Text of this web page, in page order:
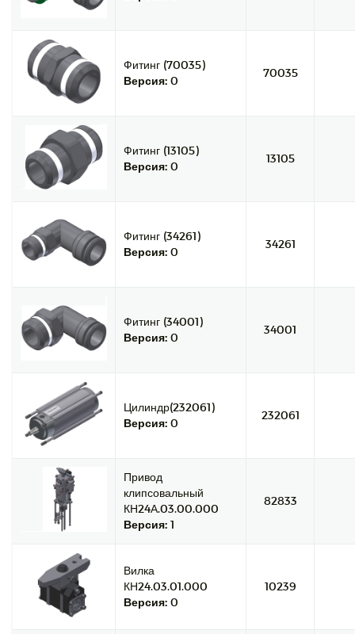
Фитинг (70035)
Версия: 0
70035
Фитинг (13105)
Версия: 0
13105
Фитинг (34261)
Версия: 0
34261
Фитинг (34001)
Версия: 0
34001
Цилиндр(232061)
Версия: 0
232061
Привод
клипсовальный
КН24А.03.00.000
Версия: 1
82833
Вилка
КН24.03.01.000
Версия: 0
10239